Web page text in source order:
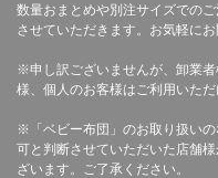
数量おまとめや別注サイズでの
させていただきます。お気軽にお
※申し訳ございませんが、卸業
様、個人のお客様はご利用いただ
※「ベビー布団」のお取り扱い
可と判断させていただいた店舗
ざいます。ご了承ください。